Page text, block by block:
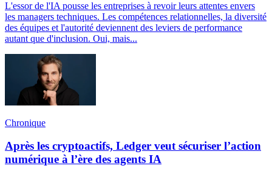
L'essor de l'IA pousse les entreprises à revoir leurs attentes envers
les managers techniques. Les compétences relationnelles, la diversité
des équipes et l'autorité deviennent des leviers de performance
autant que d'inclusion. Oui, mais...
Chronique
Après les cryptoactifs, Ledger veut sécuriser l’action
numérique à l’ère des agents IA